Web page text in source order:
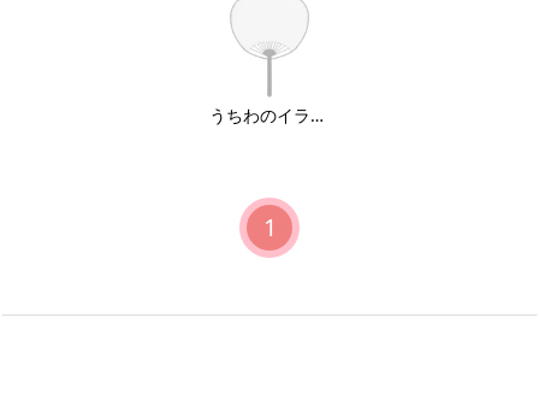
うちわのイラスト
1